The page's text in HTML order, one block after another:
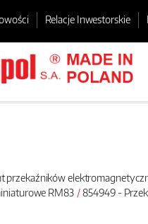
Relacje Inwestorskie
przekaźników
RM83
854949 -